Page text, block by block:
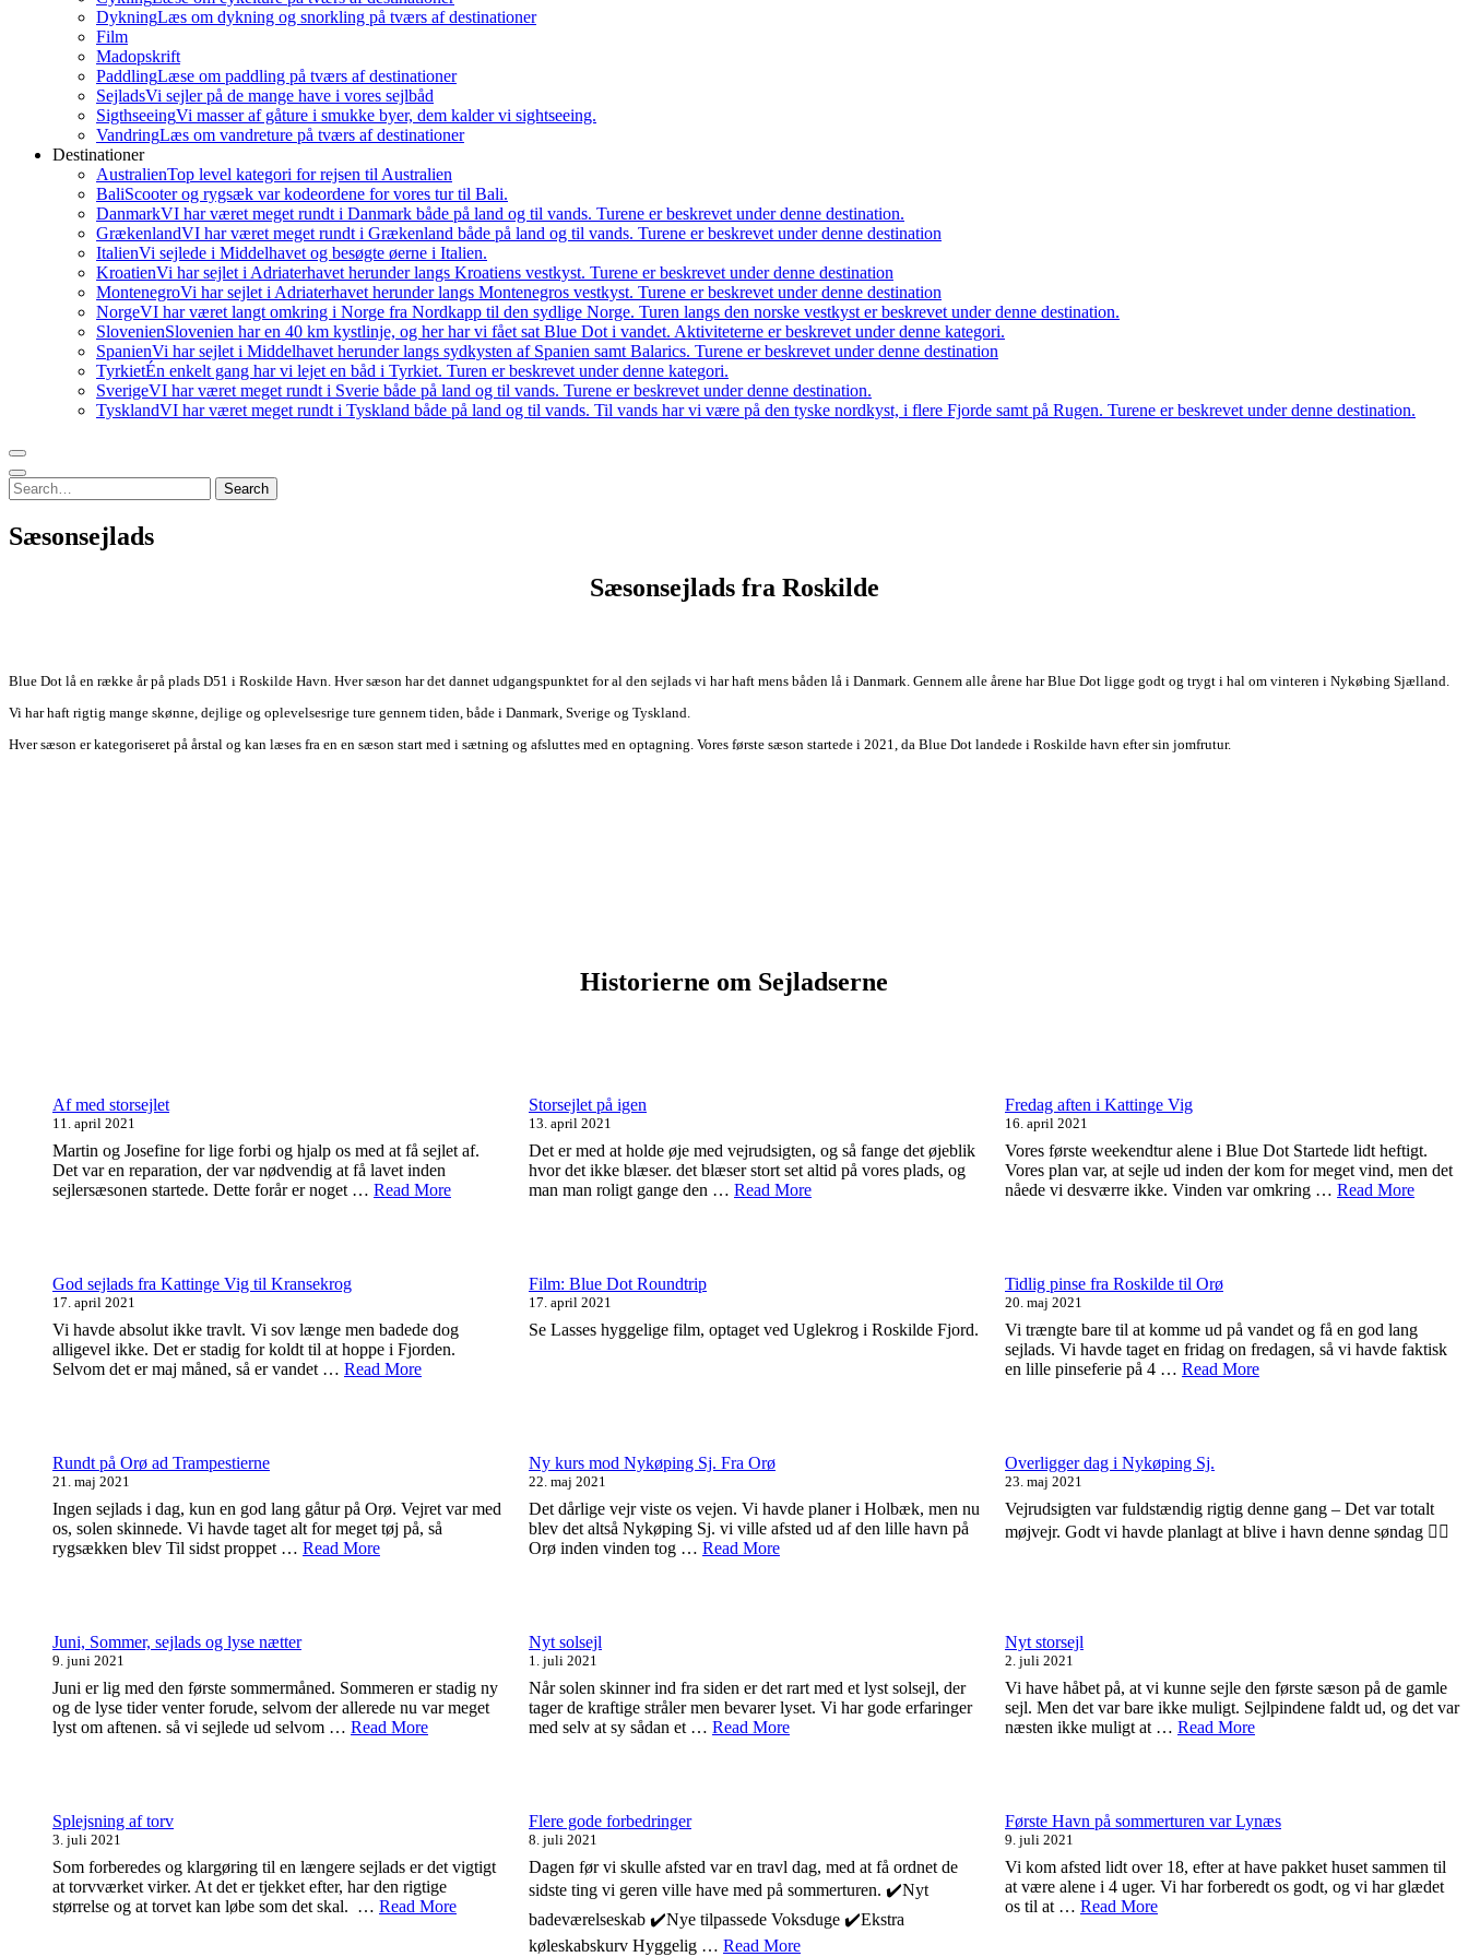
DykningLæs om dykning og snorkling på tværs af destinationer
Film
Madopskrift
PaddlingLæse om paddling på tværs af destinationer
SejladsVi sejler på de mange have i vores sejlbåd
SigthseeingVi masser af gåture i smukke byer, dem kalder vi sightseeing.
VandringLæs om vandreture på tværs af destinationer
Destinationer
AustralienTop level kategori for rejsen til Australien
BaliScooter og rygsæk var kodeordene for vores tur til Bali.
DanmarkVI har været meget rundt i Danmark både på land og til vands. Turene er beskrevet under denne destination.
GrækenlandVI har været meget rundt i Grækenland både på land og til vands. Turene er beskrevet under denne destination
ItalienVi sejlede i Middelhavet og besøgte øerne i Italien.
KroatienVi har sejlet i Adriaterhavet herunder langs Kroatiens vestkyst. Turene er beskrevet under denne destination
MontenegroVi har sejlet i Adriaterhavet herunder langs Montenegros vestkyst. Turene er beskrevet under denne destination
NorgeVI har været langt omkring i Norge fra Nordkapp til den sydlige Norge. Turen langs den norske vestkyst er beskrevet under denne destination.
SlovenienSlovenien har en 40 km kystlinje, og her har vi fået sat Blue Dot i vandet. Aktiviteterne er beskrevet under denne kategori.
SpanienVi har sejlet i Middelhavet herunder langs sydkysten af Spanien samt Balarics. Turene er beskrevet under denne destination
TyrkietÉn enkelt gang har vi lejet en båd i Tyrkiet. Turen er beskrevet under denne kategori.
SverigeVI har været meget rundt i Sverie både på land og til vands. Turene er beskrevet under denne destination.
TysklandVI har været meget rundt i Tyskland både på land og til vands. Til vands har vi være på den tyske nordkyst, i flere Fjorde samt på Rugen. Turene er beskrevet under denne destination.
Search
for:
Search
Sæsonsejlads
Sæsonsejlads fra Roskilde
Blue Dot lå en række år på plads D51 i Roskilde Havn. Hver sæson har det dannet udgangspunktet for al den sejlads vi har haft mens båden lå i Danmark. Gennem alle årene har Blue Dot ligge godt og trygt i hal om vinteren i Nykøbing Sjælland.
Vi har haft rigtig mange skønne, dejlige og oplevelsesrige ture gennem tiden, både i Danmark, Sverige og Tyskland.
Hver sæson er kategoriseret på årstal og kan læses fra en en sæson start med i sætning og afsluttes med en optagning. Vores første sæson startede i 2021, da Blue Dot landede i Roskilde havn efter sin jomfrutur.
Historierne om Sejladserne
Af med storsejlet
11. april 2021
Martin og Josefine for lige forbi og hjalp os med at få sejlet af.
Det var en reparation, der var nødvendig at få lavet inden
sejlersæsonen startede. Dette forår er noget … Read More
Storsejlet på igen
13. april 2021
Det er med at holde øje med vejrudsigten, og så fange det øjeblik
hvor det ikke blæser. det blæser stort set altid på vores plads, og
man man roligt gange den … Read More
Fredag aften i Kattinge Vig
16. april 2021
Vores første weekendtur alene i Blue Dot Startede lidt heftigt.
Vores plan var, at sejle ud inden der kom for meget vind, men det
nåede vi desværre ikke. Vinden var omkring … Read More
God sejlads fra Kattinge Vig til Kransekrog
17. april 2021
Vi havde absolut ikke travlt. Vi sov længe men badede dog
alligevel ikke. Det er stadig for koldt til at hoppe i Fjorden.
Selvom det er maj måned, så er vandet … Read More
Film: Blue Dot Roundtrip
17. april 2021
Se Lasses hyggelige film, optaget ved Uglekrog i Roskilde Fjord.
Tidlig pinse fra Roskilde til Orø
20. maj 2021
Vi trængte bare til at komme ud på vandet og få en god lang
sejlads. Vi havde taget en fridag on fredagen, så vi havde faktisk
en lille pinseferie på 4 … Read More
Rundt på Orø ad Trampestierne
21. maj 2021
Ingen sejlads i dag, kun en god lang gåtur på Orø. Vejret var med
os, solen skinnede. Vi havde taget alt for meget tøj på, så
rygsækken blev Til sidst proppet … Read More
Ny kurs mod Nykøping Sj. Fra Orø
22. maj 2021
Det dårlige vejr viste os vejen. Vi havde planer i Holbæk, men nu
blev det altså Nykøping Sj. vi ville afsted ud af den lille havn på
Orø inden vinden tog … Read More
Overligger dag i Nykøping Sj.
23. maj 2021
Vejrudsigten var fuldstændig rigtig denne gang – Det var totalt
møjvejr. Godt vi havde planlagt at blive i havn denne søndag 👍🏻
Juni, Sommer, sejlads og lyse nætter
9. juni 2021
Juni er lig med den første sommermåned. Sommeren er stadig ny
og de lyse tider venter forude, selvom der allerede nu var meget
lyst om aftenen. så vi sejlede ud selvom … Read More
Nyt solsejl
1. juli 2021
Når solen skinner ind fra siden er det rart med et lyst solsejl, der
tager de kraftige stråler men bevarer lyset. Vi har gode erfaringer
med selv at sy sådan et … Read More
Nyt storsejl
2. juli 2021
Vi have håbet på, at vi kunne sejle den første sæson på de gamle
sejl. Men det var bare ikke muligt. Sejlpindene faldt ud, og det var
næsten ikke muligt at … Read More
Splejsning af torv
3. juli 2021
Som forberedes og klargøring til en længere sejlads er det vigtigt
at torvværket virker. At det er tjekket efter, har den rigtige
størrelse og at torvet kan løbe som det skal. … Read More
Flere gode forbedringer
8. juli 2021
Dagen før vi skulle afsted var en travl dag, med at få ordnet de
sidste ting vi geren ville have med på sommerturen. ✔️Nyt
badeværelseskab ✔️Nye tilpassede Voksduge ✔️Ekstra
køleskabskurv Hyggelig … Read More
Første Havn på sommerturen var Lynæs
9. juli 2021
Vi kom afsted lidt over 18, efter at have pakket huset sammen til
at være alene i 4 uger. Vi har forberedt os godt, og vi har glædet
os til at … Read More